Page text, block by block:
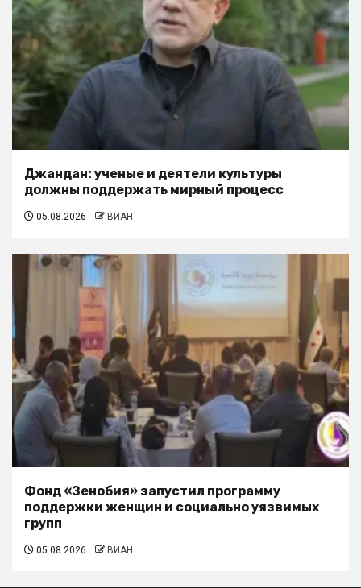
Джандан: ученые и деятели культуры
должны поддержать мирный процесс
05.08.2026 ВИАН
Фонд «Зенобия» запустил программу
поддержки женщин и социально уязвимых
групп
05.08.2026 ВИАН